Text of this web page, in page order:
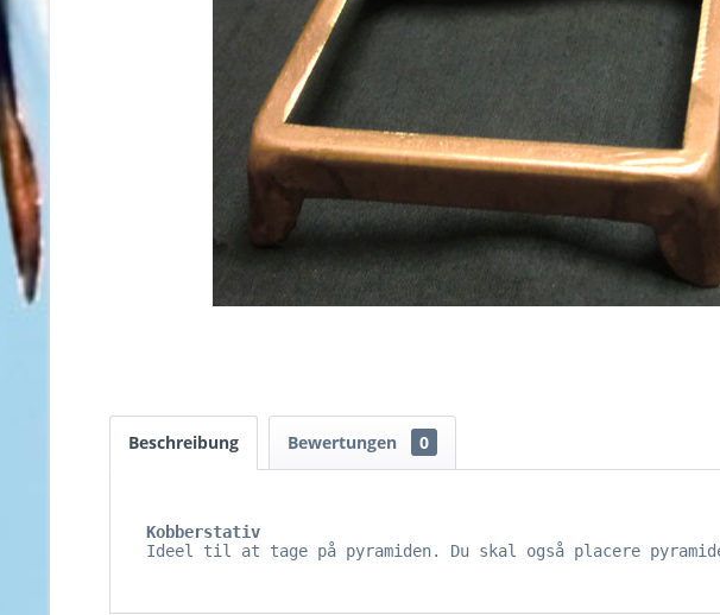
Beschreibung Bewertungen 0
Kobberstativ
Ideel til at tage på pyramiden. Du skal også placere